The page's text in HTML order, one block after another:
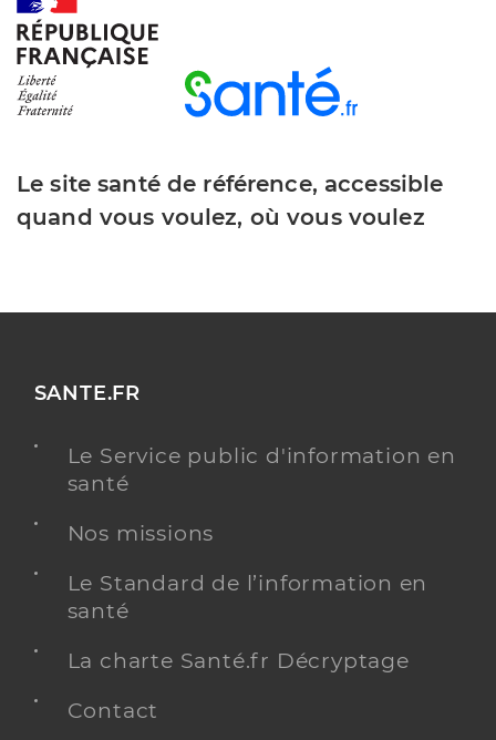
Le site santé de référence, accessible
quand vous voulez, où vous voulez
SANTE.FR
Le Service public d'information en
santé
Nos missions
Le Standard de l’information en
santé
La charte Santé.fr Décryptage
Contact